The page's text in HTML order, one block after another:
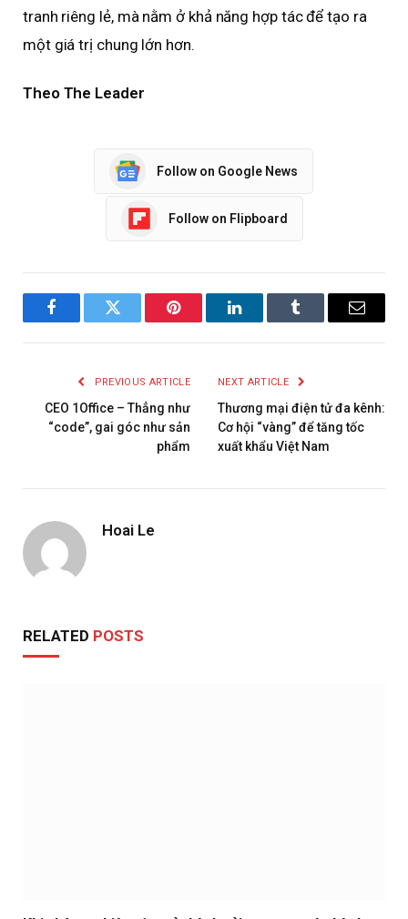
tranh riêng lẻ, mà nằm ở khả năng hợp tác để tạo ra
một giá trị chung lớn hơn.
Theo The Leader
Follow on Google News
Follow on Flipboard
FacebookTwitter Pinterest LinkedInTumblr Email
PREVIOUS ARTICLE
CEO 1Office – Thẳng như
“code”, gai góc như sản
phẩm
NEXT ARTICLE
Thương mại điện tử đa kênh:
Cơ hội “vàng” để tăng tốc
xuất khẩu Việt Nam
Hoai Le
RELATED POSTS